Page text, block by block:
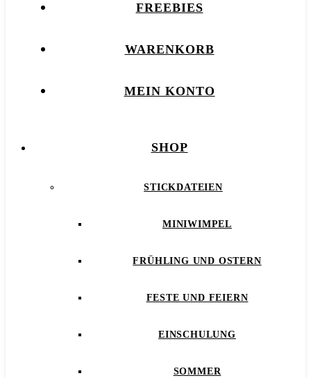
FREEBIES
WARENKORB
MEIN KONTO
SHOP
STICKDATEIEN
MINIWIMPEL
FRÜHLING UND OSTERN
FESTE UND FEIERN
EINSCHULUNG
SOMMER